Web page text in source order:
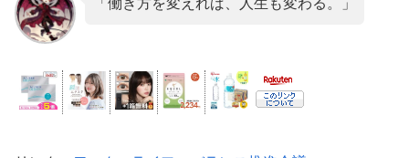
「働き方を変えれば、人生も変わる。」